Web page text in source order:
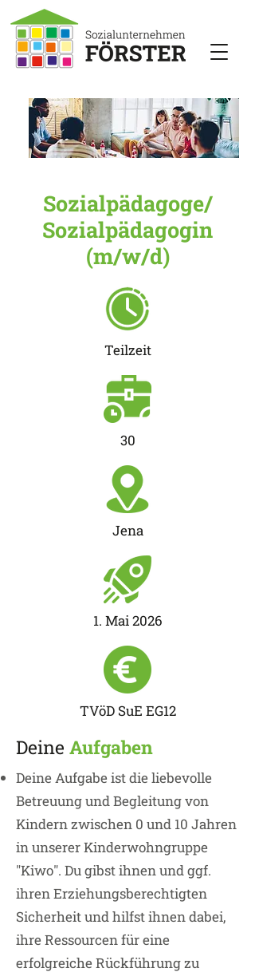
Sozialpädagoge/
Sozialpädagogin
(m/w/d)
Teilzeit
30
Jena
1. Mai 2026
TVöD SuE EG12
Deine Aufgaben
Deine Aufgabe ist die liebevolle
Betreuung und Begleitung von
Kindern zwischen 0 und 10 Jahren
in unserer Kinderwohngruppe
"Kiwo". Du gibst ihnen und ggf.
ihren Erziehungsberechtigten
Sicherheit und hilfst ihnen dabei,
ihre Ressourcen für eine
erfolgreiche Rückführung zu